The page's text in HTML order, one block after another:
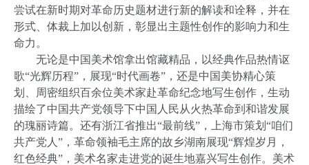
尝试在新时期对革命历史题材进行新的解读和诠释，并在
形式、体裁上加以创新，彰显出主题性创作的影响力和生
命力。
无论是中国美术馆拿出馆藏精品，以经典作品热情讴
歌“光辉历程”，展现“时代画卷”，还是中国美协精心策
划、周密组织百余位美术家赴革命纪念地写生创作，生动
描绘了中国共产党领导下中国人民从火热革命到和谐发展
的瑰丽诗篇。还有浙江省推出“最前线”，上海市策划“咱们
共产党人”，革命领袖毛主席的故乡湖南展现“辉煌岁月，
红色经典”，美术名家走进党的诞生地嘉兴写生创作。美术